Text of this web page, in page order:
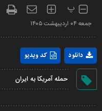
پ
جمعه ۰۴ ارديبهشت ۱۴۰۵
کد ویدیو دانلود
حمله آمریکا به ایران